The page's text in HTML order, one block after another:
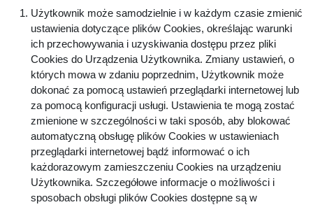
Użytkownik może samodzielnie i w każdym czasie zmienić
ustawienia dotyczące plików Cookies, określając warunki
ich przechowywania i uzyskiwania dostępu przez pliki
Cookies do Urządzenia Użytkownika. Zmiany ustawień, o
których mowa w zdaniu poprzednim, Użytkownik może
dokonać za pomocą ustawień przeglądarki internetowej lub
za pomocą konfiguracji usługi. Ustawienia te mogą zostać
zmienione w szczególności w taki sposób, aby blokować
automatyczną obsługę plików Cookies w ustawieniach
przeglądarki internetowej bądź informować o ich
każdorazowym zamieszczeniu Cookies na urządzeniu
Użytkownika. Szczegółowe informacje o możliwości i
sposobach obsługi plików Cookies dostępne są w